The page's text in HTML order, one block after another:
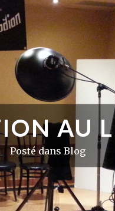
AU
Posté dans Blog